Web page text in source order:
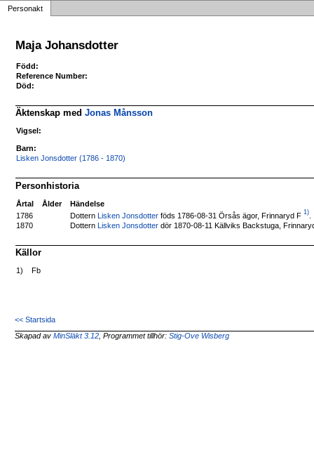
Personakt
Maja Johansdotter
Född:
Reference Number:
Död:
Äktenskap medJonas Månsson
Vigsel:
Barn:
Lisken Jonsdotter (1786 - 1870)
Personhistoria
Årtal Ålder
Händelse
1786
DotternLisken Jonsdotter föds 1786-08-31 Örsås ägor, Frinnaryd F 1)
1870
DotternLisken Jonsdotter dör 1870-08-11 Källviks Backstuga,
Källor
1) Fb
<< Startsida
Skapad avMinSläkt 3.12 , Programmet tillhör:Stig-Ove Wisberg